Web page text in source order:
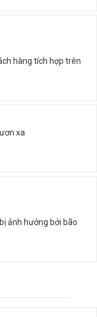
hàng tích hợp trên
xa
ảnh hưởng bởi bão